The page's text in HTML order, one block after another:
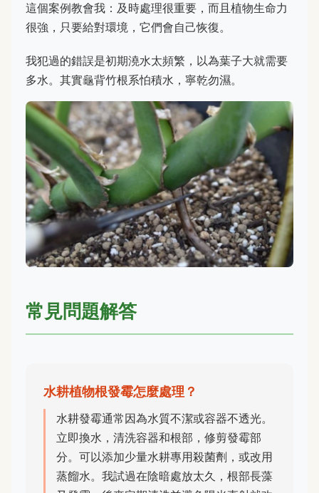
這個案例教會我：及時處理很重要，而且植物生命力
很強，只要給對環境，它們會自己恢復。
我犯過的錯誤是初期澆水太頻繁，以為葉子大就需要
多水。其實龜背竹根系怕積水，寧乾勿濕。
常見問題解答
水耕植物根發霉怎麼處理？
水耕發霉通常因為水質不潔或容器不透光。
立即換水，清洗容器和根部，修剪發霉部
分。可以添加少量水耕專用殺菌劑，或改用
蒸餾水。我試過在陰暗處放太久，根部長藻